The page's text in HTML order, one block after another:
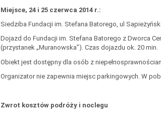
Miejsce, 24 i 25 czerwca 2014 r.:
Siedziba Fundacji im. Stefana Batorego, ul
Dojazd do Fundacji im. Stefana Batorego z Dworca
(przystanek „Muranowska”). Czas dojazdu ok. 20 min.
Obiekt jest dostępny dla osób z
Organizator nie zapewnia miejsc parkingowych. W
Zwrot kosztów podróży i noclegu